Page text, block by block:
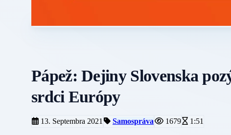
Pápež: Dejiny Slovenska
srdci Európy
13. Septembra 2021 Samospráva 1679 1:51